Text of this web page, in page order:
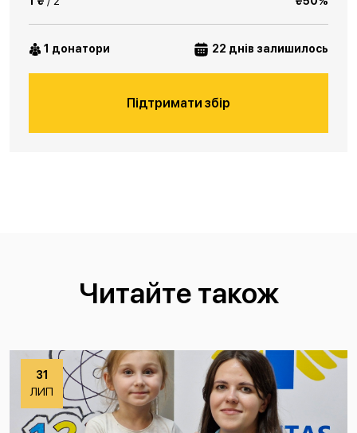
1 донатори 22 днів залишилось
Підтримати збір
Читайте також
31
ЛИП